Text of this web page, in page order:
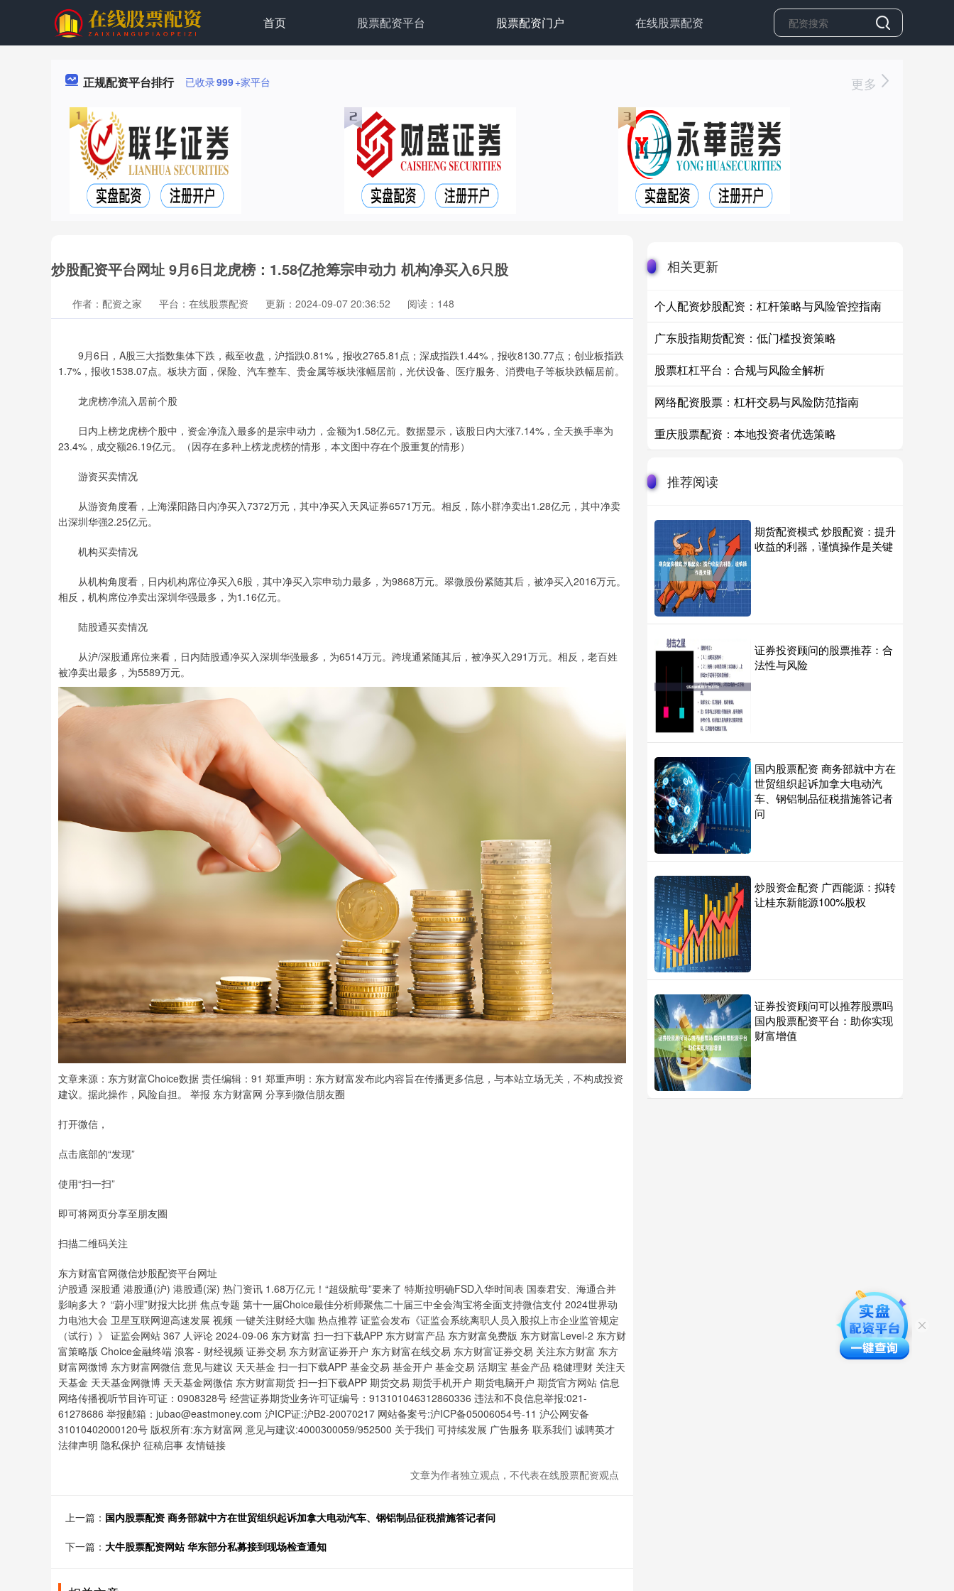
首页 股票配资平台 股票配资门户 在线股票配资
正规配资平台排行 已收录999+家平台 更多
炒股配资平台网址 9月6日龙虎榜：1.58亿抢筹宗申动力 机构净买入6只股
作者：配资之家 平台：在线股票配资 更新：2024-09-07 20:36:52 阅读：148
9月6日，A股三大指数集体下跌，截至收盘，沪指跌0.81%，报收2765.81点；深成指跌1.44%，报收8130.77点；创业板指跌
1.7%，报收1538.07点。板块方面，保险、汽车整车、贵金属等板块涨幅居前，光伏设备、医疗服务、消费电子等板块跌幅居前。
龙虎榜净流入居前个股
日内上榜龙虎榜个股中，资金净流入最多的是宗申动力，金额为1.58亿元。数据显示，该股日内大涨7.14%，全天换手率为
23.4%，成交额26.19亿元。（因存在多种上榜龙虎榜的情形，本文图中存在个股重复的情形）
游资买卖情况
从游资角度看，上海溧阳路日内净买入7372万元，其中净买入天风证券6571万元。相反，陈小群净卖出1.28亿元，其中净卖
出深圳华强2.25亿元。
机构买卖情况
从机构角度看，日内机构席位净买入6股，其中净买入宗申动力最多，为9868万元。翠微股份紧随其后，被净买入2016万元。
相反，机构席位净卖出深圳华强最多，为1.16亿元。
陆股通买卖情况
从沪/深股通席位来看，日内陆股通净买入深圳华强最多，为6514万元。跨境通紧随其后，被净买入291万元。相反，老百姓
被净卖出最多，为5589万元。
文章来源：东方财富Choice数据 责任编辑：91 郑重声明：东方财富发布此内容旨在传播更多信息，与本站立场无关，不构成投资
建议。据此操作，风险自担。 举报 东方财富网 分享到微信朋友圈
打开微信，
点击底部的“发现”
使用“扫一扫”
即可将网页分享至朋友圈
扫描二维码关注
东方财富官网微信炒股配资平台网址
沪股通 深股通 港股通(沪) 港股通(深) 热门资讯 1.68万亿元！“超级航母”要来了 特斯拉明确FSD入华时间表 国泰君安、海通合并
影响多大？ “蔚小理”财报大比拼 焦点专题 第十一届Choice最佳分析师聚焦二十届三中全会淘宝将全面支持微信支付 2024世界动
力电池大会 卫星互联网迎高速发展 视频 一键关注财经大咖 热点推荐 证监会发布《证监会系统离职人员入股拟上市企业监管规定
（试行）》 证监会网站 367 人评论 2024-09-06 东方财富 扫一扫下载APP 东方财富产品 东方财富免费版 东方财富Level-2 东方财
富策略版 Choice金融终端 浪客 - 财经视频 证券交易 东方财富证券开户 东方财富在线交易 东方财富证券交易 关注东方财富 东方
财富网微博 东方财富网微信 意见与建议 天天基金 扫一扫下载APP 基金交易 基金开户 基金交易 活期宝 基金产品 稳健理财 关注天
天基金 天天基金网微博 天天基金网微信 东方财富期货 扫一扫下载APP 期货交易 期货手机开户 期货电脑开户 期货官方网站 信息
网络传播视听节目许可证：0908328号 经营证券期货业务许可证编号：913101046312860336 违法和不良信息举报:021-
61278686 举报邮箱：jubao@eastmoney.com 沪ICP证:沪B2-20070217 网站备案号:沪ICP备05006054号-11 沪公网安备
31010402000120号 版权所有:东方财富网 意见与建议:4000300059/952500 关于我们 可持续发展 广告服务 联系我们 诚聘英才
法律声明 隐私保护 征稿启事 友情链接
文章为作者独立观点，不代表在线股票配资观点
上一篇： 国内股票配资 商务部就中方在世贸组织起诉加拿大电动汽车、钢铝制品征税措施答记者问
下一篇： 大牛股票配资网站 华东部分私募接到现场检查通知
相关更新
个人配资炒股配资：杠杆策略与风险管控指南
广东股指期货配资：低门槛投资策略
股票杠杠平台：合规与风险全解析
网络配资股票：杠杆交易与风险防范指南
重庆股票配资：本地投资者优选策略
推荐阅读
期货配资模式 炒股配资：提升
收益的利器，谨慎操作是关键
证券投资顾问的股票推荐：合
法性与风险
国内股票配资 商务部就中方在
世贸组织起诉加拿大电动汽
车、钢铝制品征税措施答记者
问
炒股资金配资 广西能源：拟转
让桂东新能源100%股权
证券投资顾问可以推荐股票吗
国内股票配资平台：助你实现
财富增值